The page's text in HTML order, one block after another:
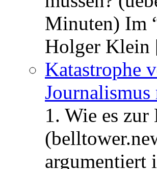
Minuten) Im
Holger
Katastrophe
1. Wie es
argumentiert